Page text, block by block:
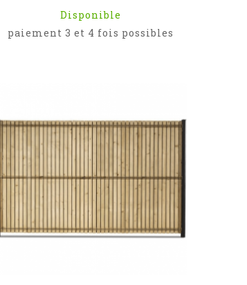
Disponible
paiement 3 et 4 fois possibles